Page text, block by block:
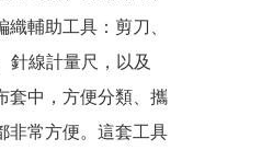
輔助工具：剪刀、
針線計量尺，以及
套中，方便分類、攜
非常方便。這套工具